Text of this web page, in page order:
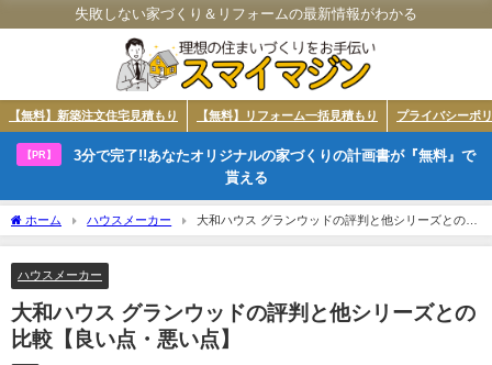
失敗しない家づくり＆リフォームの最新情報がわかる
【無料】新築注文住宅見積もり 【無料】リフォーム一括見積もり プライバシーポ
【PR】
3分で完了!!あなたオリジナルの家づくりの計画書が『無料』で
貰える
ホーム ハウスメーカー
大和ハウス グランウッドの評判と他シリーズとの比
較【良い点・悪い点】
ハウスメーカー
大和ハウス グランウッドの評判と他シリーズとの
比較【良い点・悪い点】